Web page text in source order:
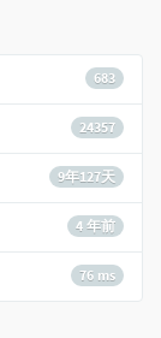
683
24357
9年127天
4 年前
76 ms